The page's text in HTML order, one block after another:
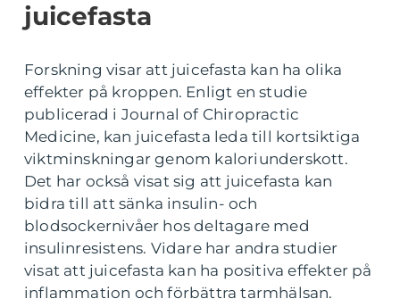
juicefasta
Forskning visar att juicefasta kan ha olika
effekter på kroppen. Enligt en studie
publicerad i Journal of Chiropractic
Medicine, kan juicefasta leda till kortsiktiga
viktminskningar genom kaloriunderskott.
Det har också visat sig att juicefasta kan
bidra till att sänka insulin- och
blodsockernivåer hos deltagare med
insulinresistens. Vidare har andra studier
visat att juicefasta kan ha positiva effekter på
inflammation och förbättra tarmhälsan.